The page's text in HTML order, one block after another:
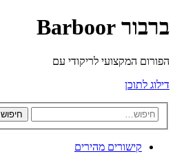
ברבור Barboor
הפורום המקצועי לריקודי עם
דילוג לתוכן
חיפוש
קישורים מהירים